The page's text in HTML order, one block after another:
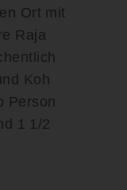
Ort mit
Raja
Koh
Person
1 1/2